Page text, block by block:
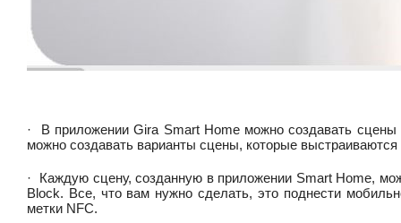
·
В приложении Gira Smart Home можно создавать
можно создавать варианты сцены, которые
·
Каждую сцену, созданную в приложении Smart Home,
Block. Все, что вам нужно сделать, это поднести
метки NFC.